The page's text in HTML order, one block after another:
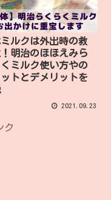
ルクは外出時の救
明治のほほえみら
くミルク使い方やの
トとデメリットを
2021.09.23
ク